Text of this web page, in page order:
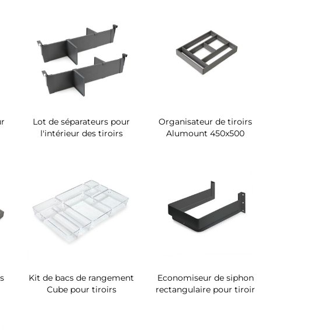
Lot de séparateurs pour
l'intérieur des tiroirs
Organisateur de tiroirs
Alumount 450x500
Kit de bacs de rangement
Cube pour tiroirs
Economiseur de siphon
rectangulaire pour tiroir